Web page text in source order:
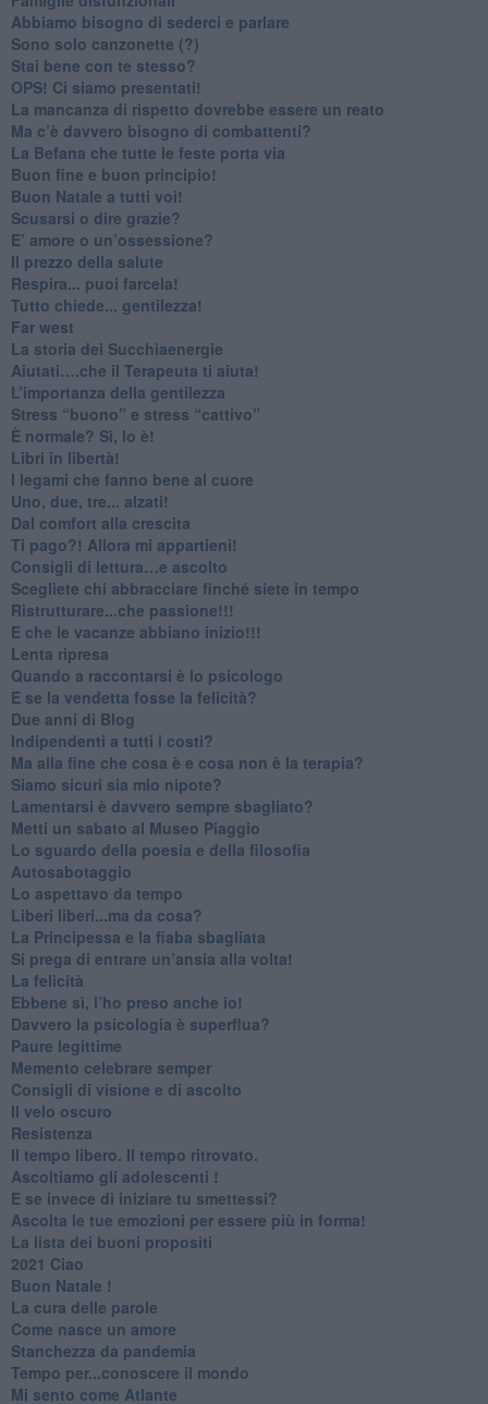
​Abbiamo bisogno di sederci e parlare
Sono solo canzonette (?)
​Stai bene con te stesso?
​OPS! Ci siamo presentati!
​La mancanza di rispetto dovrebbe essere un reato
​Ma c’è davvero bisogno di combattenti?
​La Befana che tutte le feste porta via
Buon fine e buon principio!
​Buon Natale a tutti voi!
​Scusarsi o dire grazie?
​E’ amore o un’ossessione?
​Il prezzo della salute
​Respira... puoi farcela!
​Tutto chiede... gentilezza!
​Far west
​La storia dei Succhiaenergie
​Aiutati….che il Terapeuta ti aiuta!
​L’importanza della gentilezza
​Stress “buono” e stress “cattivo”
​È normale? Sì, lo è!
​Libri in libertà!
​I legami che fanno bene al cuore
Uno, due, tre... alzati!​
​Dal comfort alla crescita
​Ti pago?! Allora mi appartieni!​
​Consigli di lettura…e ascolto
​Scegliete chi abbracciare finché siete in tempo
​Ristrutturare...che passione!!!
​E che le vacanze abbiano inizio!!!
​Lenta ripresa
​Quando a raccontarsi è lo psicologo
​E se la vendetta fosse la felicità?
​Due anni di Blog
​Indipendenti a tutti i costi?
​Ma alla fine che cosa è e cosa non è la terapia?
​Siamo sicuri sia mio nipote?
​Lamentarsi è davvero sempre sbagliato?
​Metti un sabato al Museo Piaggio
​Lo sguardo della poesia e della filosofia
Autosabotaggio
​Lo aspettavo da tempo
​Liberi liberi...ma da cosa?
​La Principessa e la fiaba sbagliata
Si prega di entrare un’ansia alla volta!
​La felicità
​Ebbene sì, l’ho preso anche io!
​Davvero la psicologia è superflua?
Paure legittime
​Memento celebrare semper
​Consigli di visione e di ascolto
​Il velo oscuro
Resistenza
​Il tempo libero. Il tempo ritrovato.
Ascoltiamo gli adolescenti !
​E se invece di iniziare tu smettessi?
​Ascolta le tue emozioni per essere più in forma!
​La lista dei buoni propositi
2021 Ciao
Buon Natale !
​La cura delle parole
​Come nasce un amore
Stanchezza da pandemia
​Tempo per...conoscere il mondo
​Mi sento come Atlante